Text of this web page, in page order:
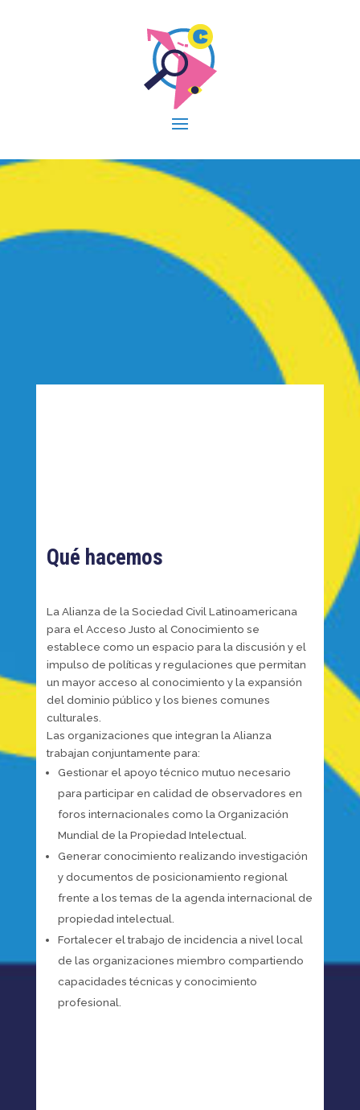
Qué hacemos
La Alianza de la Sociedad Civil Latinoamericana
para el Acceso Justo al Conocimiento se
establece como un espacio para la discusión y el
impulso de políticas y regulaciones que permitan
un mayor acceso al conocimiento y la expansión
del dominio público y los bienes comunes
culturales.
Las organizaciones que integran la Alianza
trabajan conjuntamente para:
Gestionar el apoyo técnico mutuo necesario
para participar en calidad de observadores en
foros internacionales como la Organización
Mundial de la Propiedad Intelectual.
Generar conocimiento realizando investigación
y documentos de posicionamiento regional
frente a los temas de la agenda internacional de
propiedad intelectual.
Fortalecer el trabajo de incidencia a nivel local
de las organizaciones miembro compartiendo
capacidades técnicas y conocimiento
profesional.